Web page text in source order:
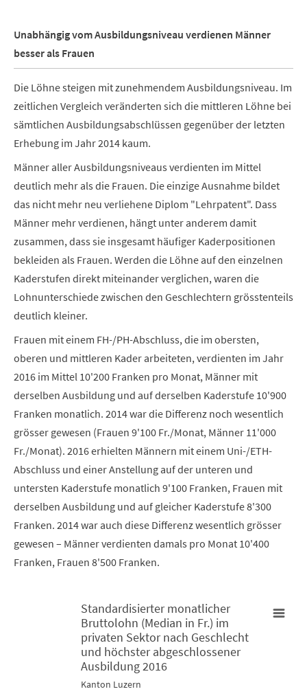
Unabhängig vom Ausbildungsniveau verdienen Männer
besser als Frauen
Die Löhne steigen mit zunehmendem Ausbildungsniveau. Im
zeitlichen Vergleich veränderten sich die mittleren Löhne bei
sämtlichen Ausbildungsabschlüssen gegenüber der letzten
Erhebung im Jahr 2014 kaum.
Männer aller Ausbildungsniveaus verdienten im Mittel
deutlich mehr als die Frauen. Die einzige Ausnahme bildet
das nicht mehr neu verliehene Diplom "Lehrpatent". Dass
Männer mehr verdienen, hängt unter anderem damit
zusammen, dass sie insgesamt häufiger Kaderpositionen
bekleiden als Frauen. Werden die Löhne auf den einzelnen
Kaderstufen direkt miteinander verglichen, waren die
Lohnunterschiede zwischen den Geschlechtern grösstenteils
deutlich kleiner.
Frauen mit einem FH-/PH-Abschluss, die im obersten,
oberen und mittleren Kader arbeiteten, verdienten im Jahr
2016 im Mittel 10'200 Franken pro Monat, Männer mit
derselben Ausbildung und auf derselben Kaderstufe 10'900
Franken monatlich. 2014 war die Differenz noch wesentlich
grösser gewesen (Frauen 9'100 Fr./Monat, Männer 11'000
Fr./Monat). 2016 erhielten Männern mit einem Uni-/ETH-
Abschluss und einer Anstellung auf der unteren und
untersten Kaderstufe monatlich 9'100 Franken, Frauen mit
derselben Ausbildung und auf gleicher Kaderstufe 8'300
Franken. 2014 war auch diese Differenz wesentlich grösser
gewesen – Männer verdienten damals pro Monat 10'400
Franken, Frauen 8'500 Franken.
Standardisierter monatlicher Bruttolohn (Median in Fr.) im
Bar chart with 2 data series.
Standardisierter monatlicher
Bruttolohn (Median in Fr.) im
privaten Sektor nach Geschlecht
und höchster abgeschlossener
Ausbildung 2016
Kanton Luzern